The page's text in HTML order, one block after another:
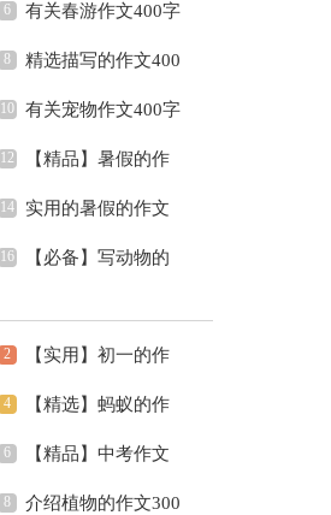
学作文400字四篇
有关春游作文400字
4篇精选描写的作文400
字四篇有关宠物作文400字
集锦5篇【精品】暑假的作
文400字集合5篇
实用的暑假的作文
400字集合五篇
【必备】写动物的
【实用】初一的作
文锦集5篇
【精选】蚂蚁的作
文300字四篇
【精品】中考作文
汇编六篇
介绍植物的作文300